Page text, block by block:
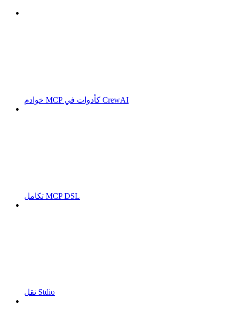
خوادم MCP كأدوات في CrewAI
تكامل MCP DSL
نقل Stdio